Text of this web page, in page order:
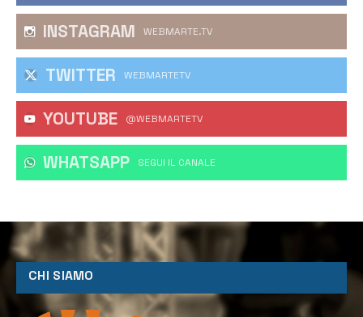
INSTAGRAM WEBMARTE.TV
TWITTER WEBMARTETV
YOUTUBE @WEBMARTETV
WHATSAPP ‎SEGUI IL CANALE
CHI SIAMO